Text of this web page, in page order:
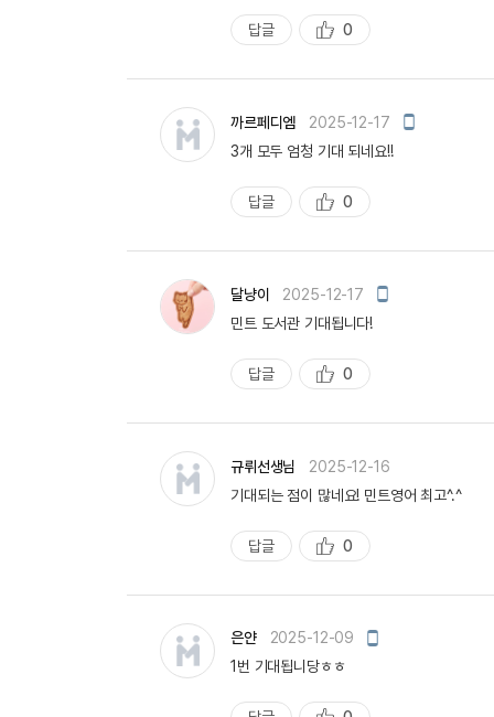
답글
추
천
0
까르페디엠 2025-12-17
모
3개 모두 엄청 기대 되네요!!
답글
추
천
0
달냥이 2025-12-17
모
민트 도서관 기대됩니다!
답글
추
천
0
규뤼선생님
2025-12-16
기대되는 점이 많네요! 민트영어 최고^.^
답글
추
0
은얀 2025-12-09
모
성
1번 기대됩니당ㅎㅎ